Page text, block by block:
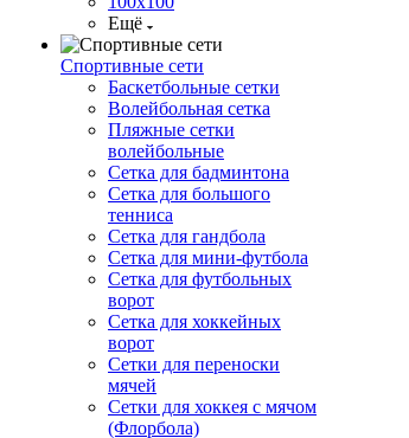
Ещё
Спортивные сети
Баскетбольные сетки
Волейбольная сетка
Пляжные сетки
волейбольные
Сетка для бадминтона
Сетка для большого
тенниса
Сетка для гандбола
Сетка для мини-футбола
Сетка для футбольных
ворот
Сетка для хоккейных
ворот
Сетки для переноски
мячей
Сетки для хоккея с мячом
(Флорбола)